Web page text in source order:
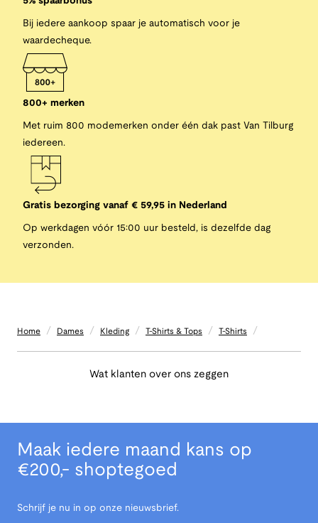
Bij iedere aankoop spaar je automatisch voor je
waardecheque.
800+ merken
Met ruim 800 modemerken onder één dak past Van Tilburg
iedereen.
Gratis bezorging vanaf € 59,95 in Nederland
Op werkdagen vóór 15:00 uur besteld, is dezelfde dag
verzonden.
Home / Dames / Kleding / T-Shirts & Tops / T-Shirts /
Wat klanten over ons zeggen
Maak iedere maand kans op
€200,- shoptegoed
Schrijf je nu in op onze nieuwsbrief.